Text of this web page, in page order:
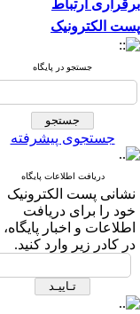
برقراری ارتباط
پست الکترونیک
جستجو در پایگاه
جستجوی پیشرفته
دریافت اطلاعات پایگاه
نشانی پست الکترونیک
خود را برای دریافت
اطلاعات و اخبار پایگاه،
در کادر زیر وارد کنید.